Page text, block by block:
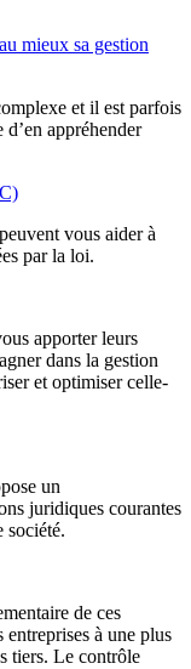
mieux sa gestion
et il est parfois
appréhender
vous aider à
par la loi.
apporter leurs
dans la gestion
et optimiser celle-
un
juridiques courantes
société.
de ces
entreprises à une plus
tiers. Le contrôle